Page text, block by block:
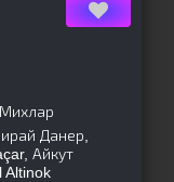
Данер,
Айкут
Altinok